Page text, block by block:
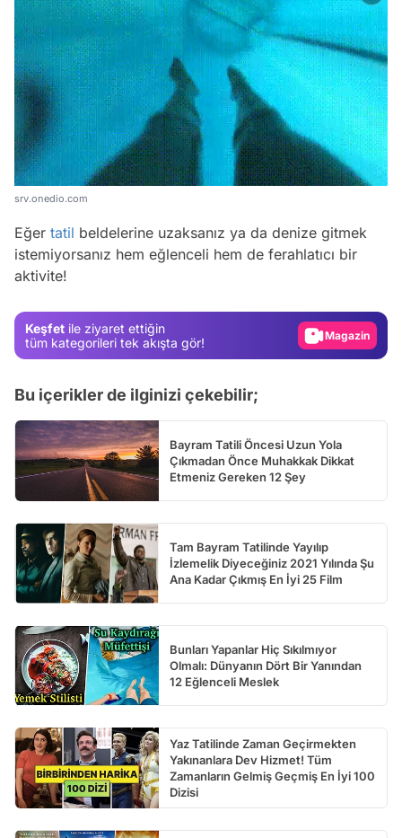
srv.onedio.com
Eğer tatil beldelerine uzaksanız ya da denize gitmek
istemiyorsanız hem eğlenceli hem de ferahlatıcı bir
aktivite!
Keşfet ile ziyaret ettiğin
tüm kategorileri tek akışta gör!
Video
Bu içerikler de ilginizi çekebilir;
Bayram Tatili Öncesi Uzun Yola
Çıkmadan Önce Muhakkak Dikkat
Etmeniz Gereken 12 Şey
Tam Bayram Tatilinde Yayılıp
İzlemelik Diyeceğiniz 2021 Yılında Şu
Ana Kadar Çıkmış En İyi 25 Film
Bunları Yapanlar Hiç Sıkılmıyor
Olmalı: Dünyanın Dört Bir Yanından
12 Eğlenceli Meslek
Yaz Tatilinde Zaman Geçirmekten
Yakınanlara Dev Hizmet! Tüm
Zamanların Gelmiş Geçmiş En İyi 100
Dizisi